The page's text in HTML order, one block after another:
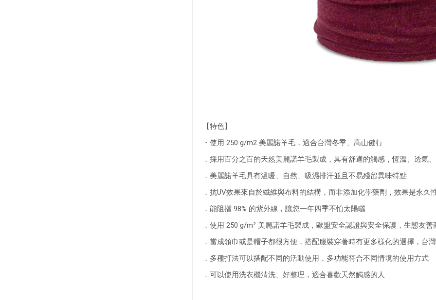
【特色】
・使用 250 g/m2 美麗諾羊毛，適合台灣冬季、高山健行
．採用百分之百的天然美麗諾羊毛製成，具有舒適的觸感，恆溫、透氣
．美麗諾羊毛具有溫暖、自然、吸濕排汗並且不易殘留異味特點
．抗UV效果來自於纖維與布料的結構，而非添加化學藥劑，效果是永久
．能阻擋 98% 的紫外線，讓您一年四季不怕太陽曬
．使用 250 g/m² 美麗諾羊毛製成，歐盟安全認證與安全保護，生態友善
．當成領巾或是帽子都很方便，搭配服裝穿著時有更多樣化的選擇，台
．多種打法可以搭配不同的活動使用，多功能符合不同情境的使用方式
．可以使用洗衣機清洗、好整理，適合喜歡天然觸感的人